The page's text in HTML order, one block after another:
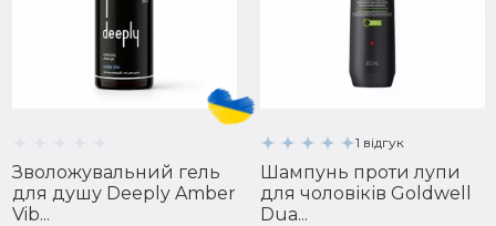
Зволожувальний гель
для душу Deeply Amber
Vib...
1 відгук
Шампунь проти лупи
для чоловіків Goldwell
Dua...